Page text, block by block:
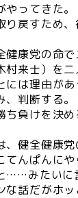
ってきた。
り戻すため
健康党の命
来士）を二
には理由が
判断する。
ち負けを決
、健全健康党
てんぱんに
……みたいに
話だがホッ